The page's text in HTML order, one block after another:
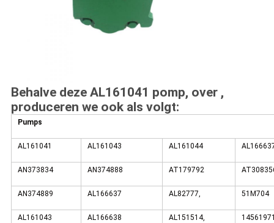
Behalve deze AL161041 pomp, over ,
produceren we ook als volgt:
Pumps
AL161041 AL161043 AL161044
AN373834 AN374888 AT179792
AN374889 AL166637 AL82777, 51M704
AL161043 AL166638 AL151514,